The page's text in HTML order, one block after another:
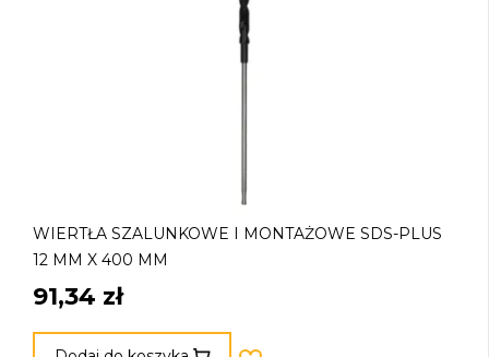
WIERTŁA SZALUNKOWE I MONTAŻOWE SDS-PLUS
12 MM X 400 MM
91,34 zł